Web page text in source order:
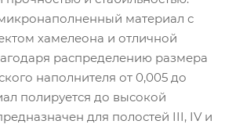
материал с
хамелеона и отличной
распределению размера
наполнителя от 0,005 до
полируется до высокой
для полостей III, IV и